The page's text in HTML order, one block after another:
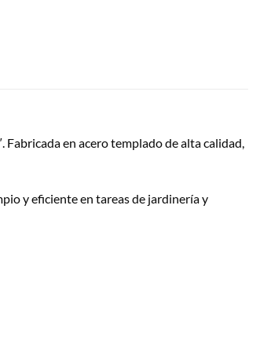
Fabricada en acero templado de alta calidad,
y eficiente en tareas de jardinería y